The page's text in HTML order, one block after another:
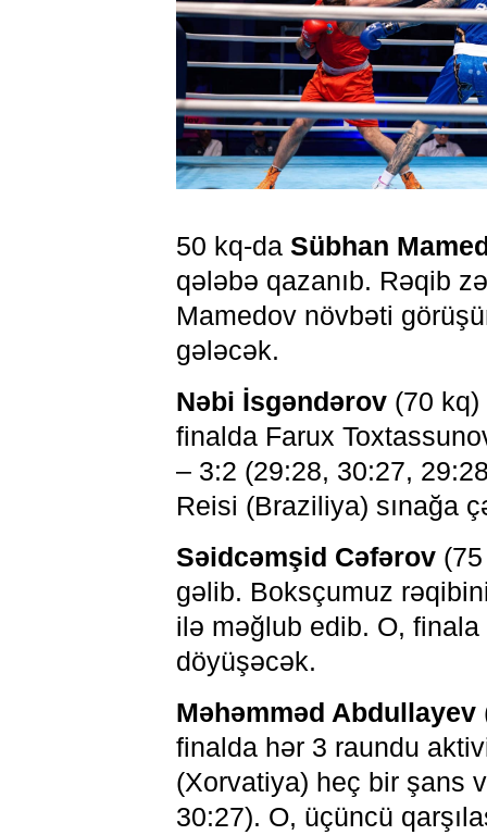
50 kq-da Sübhan
qələbə qazanıb. Rəqib
Mamedov növbəti
gələcək.
Nəbi İsgəndərov(70 kq)
finalda Farux
– 3:2 (29:28, 30:27,
Reisi (Braziliya) sınağa
Səidcəmşid Cəfərov(75
gəlib. Boksçumuz
ilə məğlub edib. O,
döyüşəcək.
Məhəmməd Abdullayev
finalda hər 3 raundu
(Xorvatiya) heç bir şans
30:27). O, üçüncü